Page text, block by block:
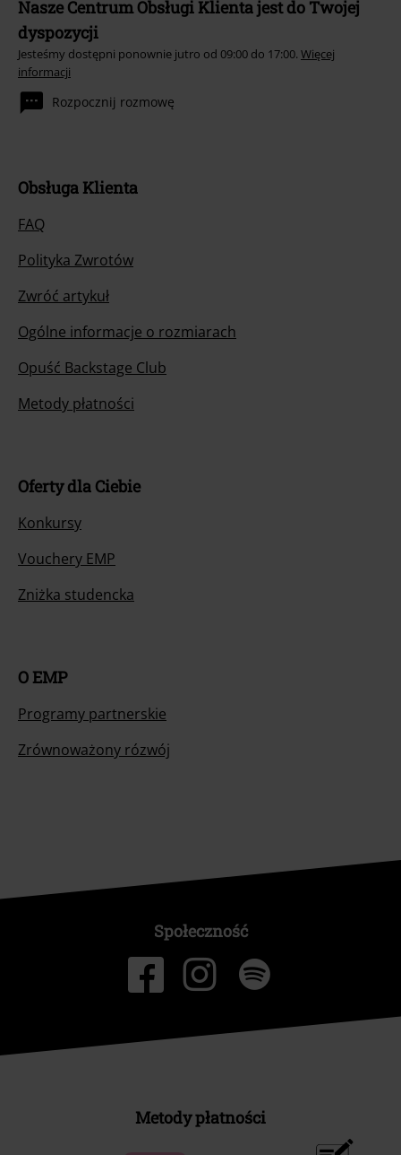
Nasze Centrum Obsługi Klienta jest do Twojej
dyspozycji
Jesteśmy dostępni ponownie jutro od 09:00 do 17:00. Więcej
informacji
Rozpocznij rozmowę
Obsługa Klienta
FAQ
Polityka Zwrotów
Zwróć artykuł
Ogólne informacje o rozmiarach
Opuść Backstage Club
Metody płatności
Oferty dla Ciebie
Konkursy
Vouchery EMP
Zniżka studencka
O EMP
Programy partnerskie
Zrównoważony rózwój
Społeczność
Metody płatności